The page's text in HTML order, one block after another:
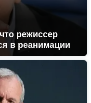
режиссер
в реанимации